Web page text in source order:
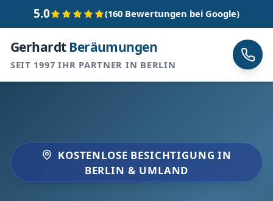
5.0 (160 Bewertungen bei Google)
GerhardtBeräumungen
SEIT 1997 IHR PARTNER IN BERLIN
KOSTENLOSE BESICHTIGUNG IN
BERLIN & UMLAND